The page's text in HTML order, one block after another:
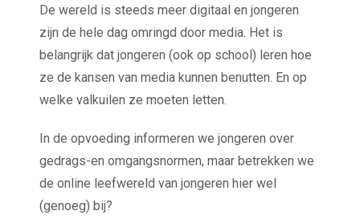
De wereld is steeds meer digitaal en jongeren
zijn de hele dag omringd door media. Het is
belangrijk dat jongeren (ook op school) leren hoe
ze de kansen van media kunnen benutten. En op
welke valkuilen ze moeten letten.
In de opvoeding informeren we jongeren over
gedrags-en omgangsnormen, maar betrekken we
de online leefwereld van jongeren hier wel
(genoeg) bij?